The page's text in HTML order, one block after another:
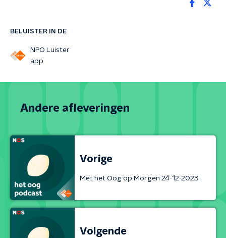
BELUISTER IN DE
NPO Luister
app
Andere afleveringen
Vorige
Met het Oog op Morgen 24-12-2023
Volgende